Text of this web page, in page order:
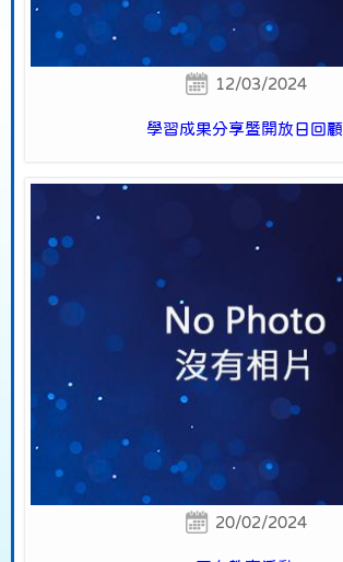
12/03/2024
學習成果分享暨開放日回顧
20/02/2024